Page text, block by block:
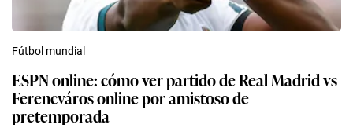
Fútbol mundial
ESPN online: cómo ver partido de Real Madrid vs
Ferencváros online por amistoso de
pretemporada